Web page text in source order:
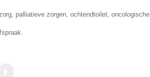
palliatieve zorgen, ochtendtoilet, oncologische